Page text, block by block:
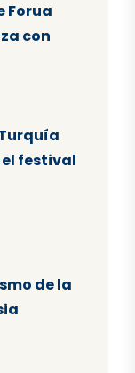
Forua
con
el festival
de la